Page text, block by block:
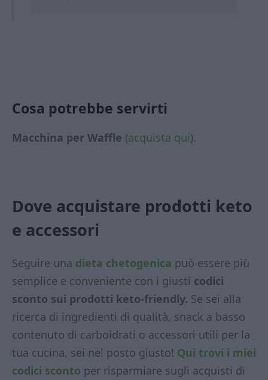
Cosa potrebbe servirti
Macchina per Waffle (acquista qui).
Dove acquistare prodotti keto
e accessori
Seguire una dieta chetogenica può essere più
semplice e conveniente con i giusti codici
sconto sui prodotti keto-friendly. Se sei alla
ricerca di ingredienti di qualità, snack a basso
contenuto di carboidrati o accessori utili per la
tua cucina, sei nel posto giusto! Qui trovi i miei
codici sconto per risparmiare sugli acquisti di